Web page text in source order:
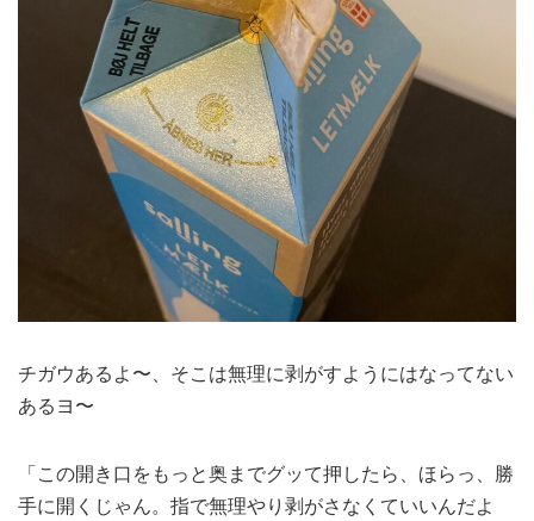
チガウあるよ〜、そこは無理に剥がすようにはなってない
あるヨ〜
「この開き口をもっと奥までグッて押したら、ほらっ、勝
手に開くじゃん。指で無理やり剥がさなくていいんだよ